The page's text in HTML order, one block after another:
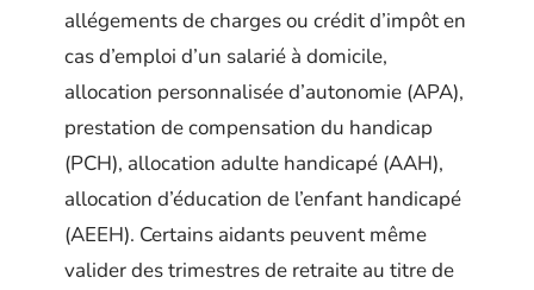
allégements de charges ou crédit d’impôt en
cas d’emploi d’un salarié à domicile,
allocation personnalisée d’autonomie (APA),
prestation de compensation du handicap
(PCH), allocation adulte handicapé (AAH),
allocation d’éducation de l’enfant handicapé
(AEEH). Certains aidants peuvent même
valider des trimestres de retraite au titre de